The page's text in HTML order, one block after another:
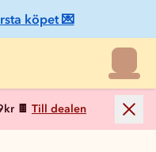
köpet 💌
🍫 Till dealen